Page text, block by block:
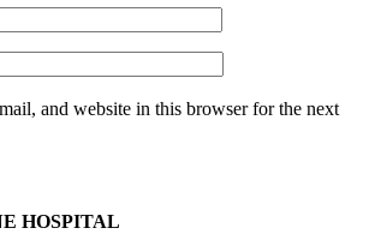
and website in this browser for the next
HOSPITAL